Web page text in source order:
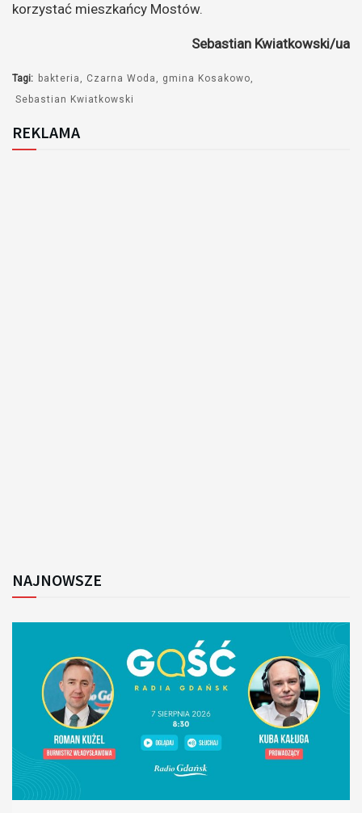
korzystać mieszkańcy Mostów.
Sebastian Kwiatkowski/ua
Tagi: bakteria Czarna Woda
gmina Kosakowo
Sebastian Kwiatkowski
REKLAMA
NAJNOWSZE